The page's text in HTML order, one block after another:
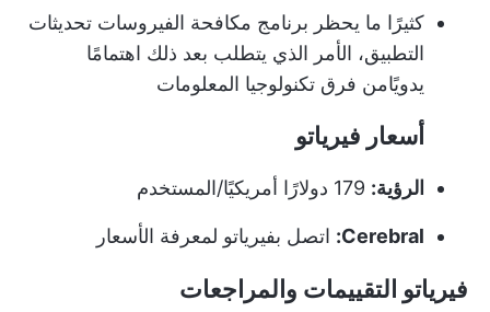
كثيرًا ما يحظر برنامج مكافحة الفيروسات تحديثات
التطبيق، الأمر الذي يتطلب بعد ذلك اهتمامًا
يدويًامن فرق تكنولوجيا المعلومات
أسعار فيرياتو
الرؤية:
Cerebral: اتصل بفيرياتو لمعرفة الأسعار
فيرياتو التقييمات والمراجعات